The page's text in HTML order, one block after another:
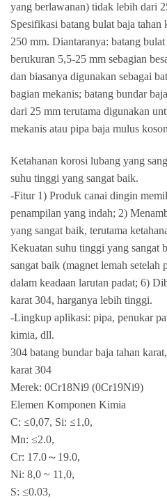
yang berlawanan) tidak lebih dari
Spesifikasi batang bulat baja tahan
250 mm. Diantaranya: batang
berukuran 5,5-25 mm sebagian
dan biasanya digunakan sebagai
bagian mekanis; batang bundar
dari 25 mm terutama digunakan
mekanis atau pipa baja mulus
Ketahanan korosi lubang yang
suhu tinggi yang sangat baik.
-Fitur 1) Produk canai dingin
penampilan yang indah; 2)
yang sangat baik, terutama
Kekuatan suhu tinggi yang sangat
sangat baik (magnet lemah setelah
dalam keadaan larutan padat; 6)
karat 304, harganya lebih tinggi.
-Lingkup aplikasi: pipa, penukar
kimia, dll.
304 batang bundar baja tahan
karat 304
Merek: 0Cr18Ni9 (0Cr19Ni9)
Elemen Komponen Kimia
C: ≤0,07, Si: ≤1,0,
Mn: ≤2.0,
Cr: 17.0～19.0,
Ni: 8,0 ~ 11,0,
S: ≤0.03,